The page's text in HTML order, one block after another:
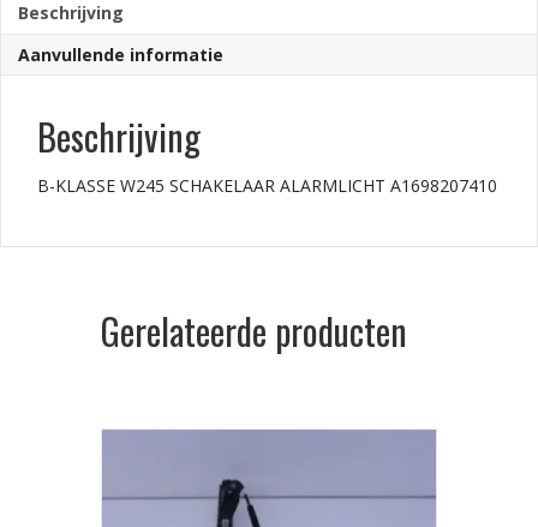
Beschrijving
Aanvullende informatie
Beschrijving
B-KLASSE W245 SCHAKELAAR ALARMLICHT A1698207410
Gerelateerde producten